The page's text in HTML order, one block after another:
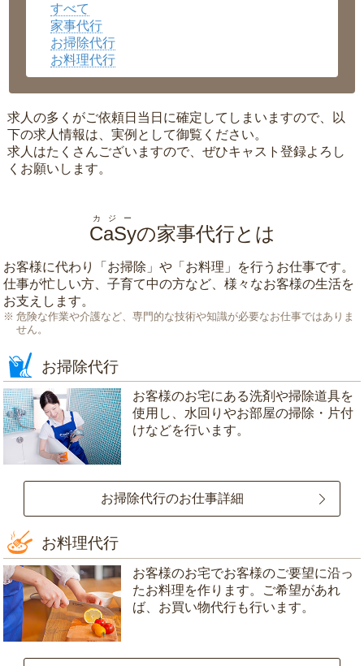
沖縄県
すべて
家事代行
お掃除代行
お料理代行
求人の多くがご依頼日当日に確定してしまいますので、以
下の求人情報は、実例として御覧ください。
求人はたくさんございますので、ぜひキャスト登録よろし
くお願いします。
CaSy
カジー
の家事代行とは
お客様に代わり「 お掃除 」や「 お料理 」を行うお仕事です。
仕事が忙しい方、子育て中の方など、様々なお客様の生活を
お支えします。
危険な作業や介護など、専門的な技術や知識が必要なお仕事ではありま
せん。
お掃除代行
お客様のお宅にある洗剤や掃除道具を
使用し、水回りやお部屋の掃除・片付
けなどを行います。
お掃除代行のお仕事詳細
お料理代行
お客様のお宅でお客様のご要望に沿っ
たお料理を作ります。ご希望があれ
ば、お買い物代行も行います。